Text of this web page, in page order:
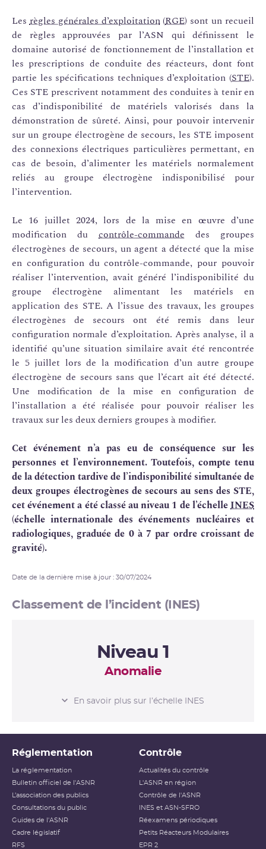
Lesrègles générales d’exploitation(RGE) sont un recueil
de règles approuvées par l’ASN qui définissent le
domaine autorisé de fonctionnement de l’installation et
les prescriptions de conduite des réacteurs, dont font
partie les spécifications techniques d’exploitation (STE).
Ces STE prescrivent notamment des conduites à tenir en
cas d’indisponibilité de matériels valorisés dans la
démonstration de sûreté. Ainsi, pour pouvoir intervenir
sur un groupe électrogène de secours, les STE imposent
des connexions électriques particulières permettant, en
cas de besoin, d’alimenter les matériels normalement
reliés au groupe électrogène indisponibilisé pour
l’intervention.
Le 16 juillet 2024, lors de la mise en œuvre d’une
modification du contrôle-commande des groupes
électrogènes de secours, un agent a détecté que la mise
en configuration du contrôle-commande, pour pouvoir
réaliser l’intervention, avait généré l’indisponibilité du
groupe électrogène alimentant les matériels en
application des STE. A l’issue des travaux, les groupes
électrogènes de secours ont été remis dans leur
configuration normale d’exploitation. Après analyse, il a
identifié qu’une situation similaire avait été rencontrée
le 5 juillet lors de la modification d’un autre groupe
électrogène de secours sans que l’écart ait été détecté.
Une modification de la mise en configuration de
l’installation a été réalisée pour pouvoir réaliser les
travaux sur les deux derniers groupes à modifier.
Cet événement n’a pas eu de conséquence sur les
personnes et l’environnement. Toutefois, compte tenu
de la détection tardive de l’indisponibilité simultanée de
deux groupes électrogènes de secours au sens des STE,
cet événement a été classé au niveau 1 de l’échelleINES
(échelle internationale des événements nucléaires et
radiologiques, graduée de 0 à 7 par ordre croissant de
gravité).
Date de la dernière mise à jour : 30/07/2024
Classement de l’incident (INES)
Niveau 1
Anomalie
L’ÉCHELLE INES
Niveau 2
Niveau 3 Incident grave
Accident ayant des conséquences
En savoir plus sur l’échelle INES
Réglementation
La réglementation
Bulletin officiel de l'ASNR
L’association des publics
Consultations du public
Guides de l'ASNR
Cadre législatif
RFS
Contrôle
Actualités du contrôle
L'ASNR en région
Contrôle de l'ASNR
INES et ASN-SFRO
Réexamens périodiques
Petits Réacteurs Modulaires
EPR 2